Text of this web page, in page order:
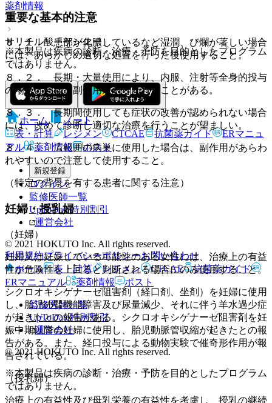
薬剤情報
サリチル酸「ケンエー」
重要な基本的注意
８．１． 患部が化膿しているなど湿潤、び爛が著しい場合
には、あらかじめ適切な処置を行った後使用すること。
８．２． 長期・大量使用により、内服、注射等全身的投与
の場合と同様な副作用があらわれることがある。
８．３． 長期間使用しても症状の改善が認められない場合
には、改めて診断し適切な治療を行うことが望ましい。
８．４． 広範囲の病巣に使用した場合は、副作用があらわ
れやすいので注意して使用すること。
（特定の背景を有する患者に関する注意）
妊婦・授乳婦
（妊婦）
妊婦又は妊娠している可能性のある女性には、治療上の有益
性が危険性を上回ると判断される場合にのみ使用すること。
シクロオキシゲナーゼ阻害剤（経口剤、坐剤）を妊婦に使用
し、胎児の腎機能障害及び尿量減少、それに伴う羊水過少症
が起きたとの報告がある。シクロオキシゲナーゼ阻害剤を妊
娠中期以降の妊婦に使用し、胎児動脈管収縮が起きたとの報
告がある。また、経口投与による動物実験で催奇形作用が報
告されている。
（授乳婦）
治療上の有益性及び母乳栄養の有益性を考慮し、授乳の継続
※本製品は疾病の診断・治療・予防を目的としたプログラム
ではありません。
ホーム
ノート
表・計算
レジメン CTCAE 抗菌薬ガイド
ERマニュ
アル
薬剤情報 ポスト
新規登録
ログイン
監修医師一覧
UpToDate特別割引
運営会社
© 2021 HOKUTO Inc. All rights reserved.
利用規約プライバシーポリシーお問い合わせ
ホーム
表・計算 レジメン CTCAE
抗菌薬ガイド
ERマニュアル
薬剤情報 ポスト
監修医師一覧
UpToDate特別割引
運営会社
© 2021 HOKUTO Inc. All rights reserved.
※本製品は疾病の診断・治療・予防を目的としたプログラム
ではありません。